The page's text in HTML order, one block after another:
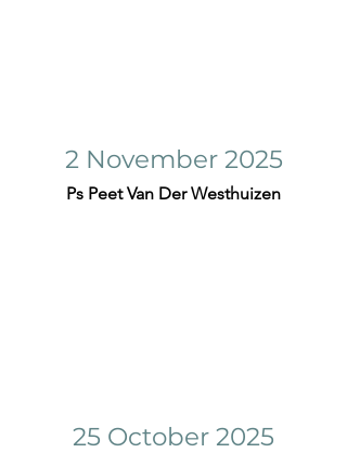
2 November 2025
Ps Peet Van Der Westhuizen
25 October 2025